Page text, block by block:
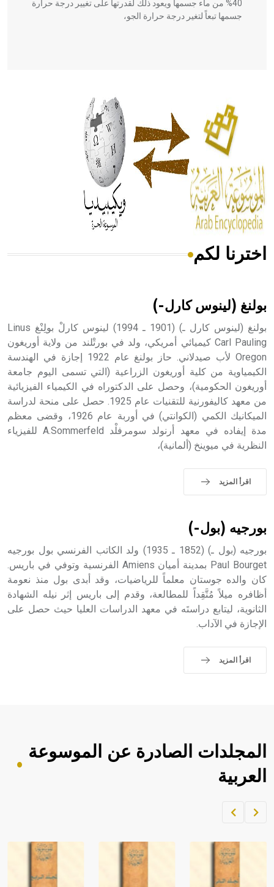
40% من ماء جسمها ويعود ذلك لقدرتها على تغيير درجة حرارة
جسمها تبعاً لتغير درجة حرارة الجو،
الحكم، الأدلة، تنظيم التغذية، ورسالته في جروح الرأس. ويعود
له الفضل بأنه حرر الطب من الدين والفلسفة.
- هل تعلم أن المرجان إفراز حيواني يتكون في البحر ويتركب
من مادة كربونات الكلسيوم، وهو أحمر أو شديد الحمرة وهو
أجود أنواعه، ويمتاز بكبر الحجم ويسمى الش
هل تعلم أن الأبسيد كلمة فرنسية اللفظ تم اعتمادها مصطلحاً
- هل تعلم أن أبجر Abgar اسم معروف جيداً يعود إلى عدد من
الملوك الذين حكموا مدينة إديسا (الرها) من أبجر الأول وحتى
التاسع، وهم ينتسبون إلى أسرة أوسروين
حيث تقتصر القيمة الصوتية للعلامة الك
اخترنا لكم
بولنغ (لينوس كارل-)
بولنغ (لينوس كارل ـ) (1901 ـ 1994) لينوس كارلْ بولِنْغ Linus
Carl Pauling كيميائي أمريكي، ولد في بورتْلند من ولاية أوريغون
Oregon لأب صيدلاني. حاز بولنغ عام 1922 إجازة في الهندسة
الكيمياوية من كلية أوريغون الزراعية (التي تسمى اليوم جامعة
أوريغون الحكومية)، وحصل على الدكتوراه في الكيمياء الفيزيائية
من معهد كاليفورنية للتقنيات عام 1925. حصل على منحة لدراسة
الميكانيك الكمي (الكوانتي) في أوربة عام 1926، وقضى معظم
مدة إيفاده في معهد أرنولد سومرفلْد A.Sommerfeld للفيزياء
النظرية في ميوينخ (ألمانية)،
اقرأ المزيد
بورجيه (بول-)
بورجيه (بول ـ) (1852 ـ 1935) ولد الكاتب الفرنسي بول بورجيه
Paul Bourget بمدينة أميان Amiens الفرنسية وتوفي في باريس.
كان والده جوستان معلماً للرياضيات، وقد أبدى بول منذ نعومة
أظافره ميلاً مُتَّقِداً للمطالعة، وقدم إلى باريس إثر نيله الشهادة
الثانوية، ليتابع دراستَه في معهد الدراسات العليا حيث حصل على
الإجازة في الآداب.
اقرأ المزيد
المجلدات الصادرة عن الموسوعة
العربية